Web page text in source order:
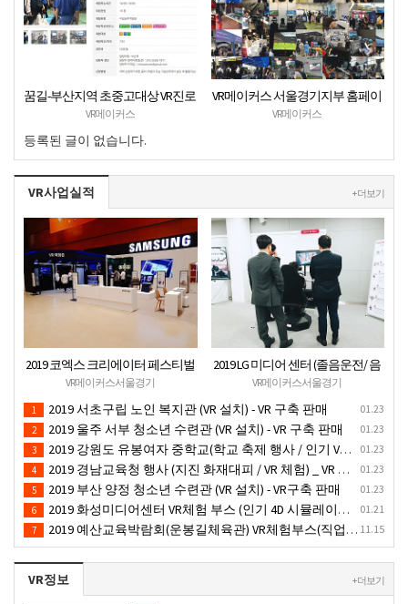
꿈길-부산지역 초중고대상 VR진로
직업체험 + VR안전교육 프로그램
운영공고
VR메이커스
VR메이커스 서울경기지부 홈페이
지 오픈
VR메이커스
등록된 글이 없습니다.
VR사업실적 + 더보기
2019 코엑스 크리에이터 페스티벌
VR체험 부스 (인기 VR 체험) - VR렌
탈대여 행사
VR메이커스서울경기
2019 LG 미디어 센터 (졸음운전/ 음
주운전 체험 행사) VR 체험 - VR 렌탈
대여 행사
VR메이커스서울경기
01.23
1 2019 서초구립 노인 복지관 (VR 설치) - VR 구축 판매
01.23
2 2019 울주 서부 청소년 수련관 (VR 설치) - VR 구축 판매
01.23
3 2019 강원도 유봉여자 중학교(학교 축제 행사 / 인기 VR 컨텐츠 ) - VR렌탈대여 행사
01.23
4 2019 경남교육청 행사 (지진 화재대피 / VR 체험) _ VR 렌탈대여행사
01.23
5 2019 부산 양정 청소년 수련관 (VR 설치) - VR구축 판매
01.21
6 2019 화성미디어센터 VR체험 부스 (인기 4D 시뮬레이터 체험)- VR렌탈
11.15
7 2019 예산교육박람회(운봉길체육관) VR체험부스(직업진로체험 / 인기VR체험)-VR렌탈대여행사
VR정보 + 더보기